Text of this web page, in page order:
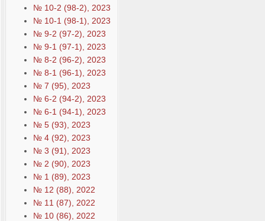
№ 10-2 (98-2), 2023
№ 10-1 (98-1), 2023
№ 9-2 (97-2), 2023
№ 9-1 (97-1), 2023
№ 8-2 (96-2), 2023
№ 8-1 (96-1), 2023
№ 7 (95), 2023
№ 6-2 (94-2), 2023
№ 6-1 (94-1), 2023
№ 5 (93), 2023
№ 4 (92), 2023
№ 3 (91), 2023
№ 2 (90), 2023
№ 1 (89), 2023
№ 12 (88), 2022
№ 11 (87), 2022
№ 10 (86), 2022